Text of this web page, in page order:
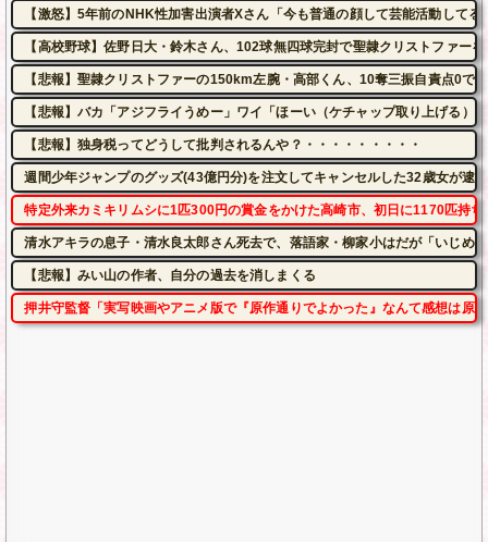
【激怒】5年前のNHK性加害出演者Xさん「今も普通の顔して芸能活動して
【高校野球】佐野日大・鈴木さん、102球無四球完封で聖隷クリストファー
【悲報】聖隷クリストファーの150km左腕・高部くん、10奪三振自責点0で
【悲報】バカ「アジフライうめー」ワイ「ほーい（ケチャップ取り上げる）
【悲報】独身税ってどうして批判されるんや？・・・・・・・・・
週間少年ジャンプのグッズ(43億円分)を注文してキャンセルした32歳女が逮捕
特定外来カミキリムシに1匹300円の賞金をかけた高崎市、初日に1170匹持ち
清水アキラの息子・清水良太郎さん死去で、落語家・柳家小はだが「いじめ
【悲報】みい山の作者、自分の過去を消しまくる
押井守監督「実写映画やアニメ版で『原作通りでよかった』なんて感想は原